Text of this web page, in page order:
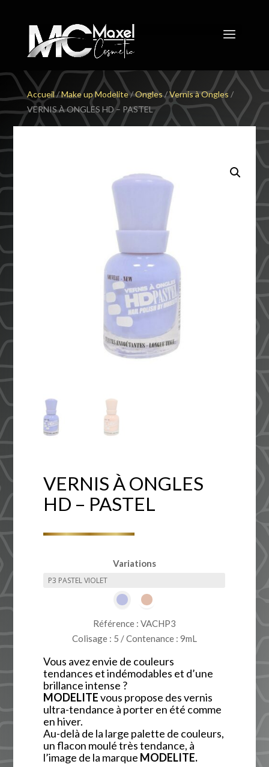
Accueil/Make up Modelite/Ongles/Vernis à Ongles /
VERNIS À ONGLES HD – PASTEL
VERNIS À ONGLES
HD – PASTEL
Variations
Référence : VACHP3
Colisage : 5 / Contenance : 9mL
Vous avez envie de couleurs
tendances et indémodables et d’une
brillance intense ?
MODELITEvous propose des vernis
ultra-tendance à porter en été comme
en hiver.
Au-delà de la large palette de couleurs,
un flacon moulé très tendance, à
l’image de la marque MODELITE.